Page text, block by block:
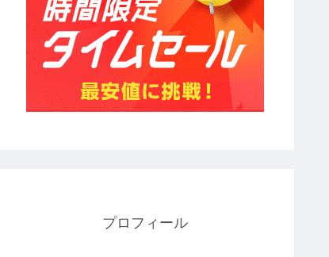
プロフィール